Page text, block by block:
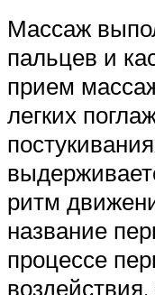
Массаж
пальцев и
прием
легких
ритм
название
процессе